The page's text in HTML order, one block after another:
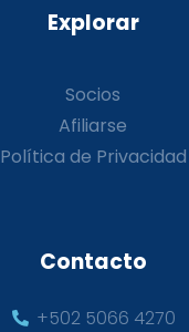
Explorar
Socios
Afiliarse
Política de Privacidad
Contacto
+502 5066 4270